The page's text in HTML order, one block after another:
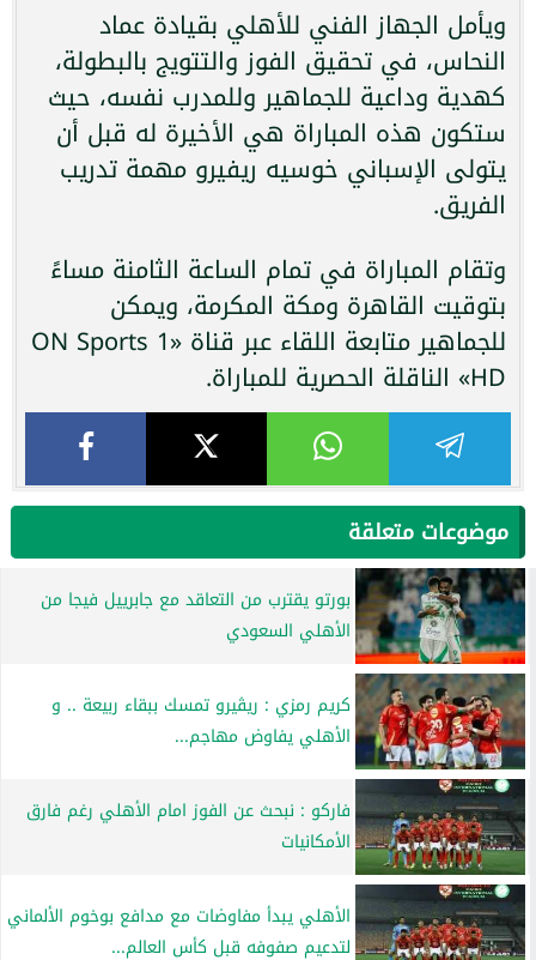
ويأمل الجهاز الفني للأهلي بقيادة عماد
النحاس، في تحقيق الفوز والتتويج بالبطولة،
كهدية وداعية للجماهير وللمدرب نفسه، حيث
ستكون هذه المباراة هي الأخيرة له قبل أن
يتولى الإسباني خوسيه ريفيرو مهمة تدريب
الفريق.
وتقام المباراة في تمام الساعة الثامنة مساءً
بتوقيت القاهرة ومكة المكرمة، ويمكن
للجماهير متابعة اللقاء عبر قناة «ON Sports 1
HD» الناقلة الحصرية للمباراة.
موضوعات متعلقة
بورتو يقترب من التعاقد مع جابرييل فيجا من
الأهلي السعودي
كريم رمزي : ريڤيرو تمسك ببقاء ربيعة .. و
الأهلي يفاوض مهاجم...
فاركو : نبحث عن الفوز امام الأهلي رغم فارق
الأمكانيات
الأهلي يبدأ مفاوضات مع مدافع بوخوم الألماني
لتدعيم صفوفه قبل كأس العالم...